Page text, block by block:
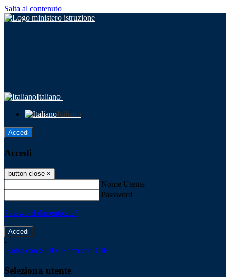
Salta al contenuto
Italiano
Italiano
Accedi
Accedi
button close ×
Nome Utente
Password
Password dimenticata?
-
Entra con SPID Entra con CIE
Seleziona utente